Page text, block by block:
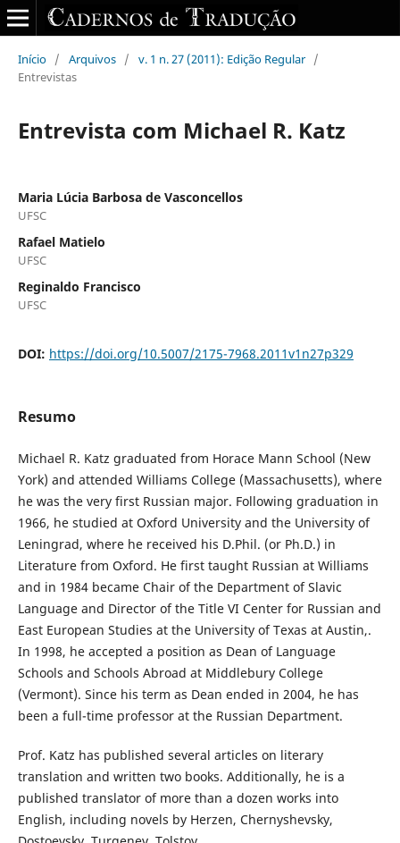
Início / Arquivos / v. 1 n. 27 (2011): Edição Regular /
Entrevistas
Entrevista com Michael R. Katz
Maria Lúcia Barbosa de Vasconcellos
UFSC
Rafael Matielo
UFSC
Reginaldo Francisco
UFSC
DOI: https://doi.org/10.5007/2175-7968.2011v1n27p329
Resumo
Michael R. Katz graduated from Horace Mann School (New
York) and attended Williams College (Massachusetts), where
he was the very first Russian major. Following graduation in
1966, he studied at Oxford University and the University of
Leningrad, where he received his D.Phil. (or Ph.D.) in
Literature from Oxford. He first taught Russian at Williams
and in 1984 became Chair of the Department of Slavic
Language and Director of the Title VI Center for Russian and
East European Studies at the University of Texas at Austin,.
In 1998, he accepted a position as Dean of Language
Schools and Schools Abroad at Middlebury College
(Vermont). Since his term as Dean ended in 2004, he has
been a full-time professor at the Russian Department.
Prof. Katz has published several articles on literary
translation and written two books. Additionally, he is a
published translator of more than a dozen works into
English, including novels by Herzen, Chernyshevsky,